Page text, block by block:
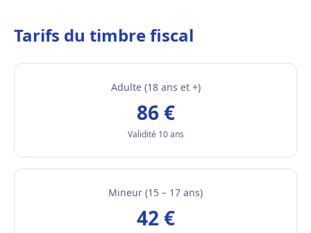
Tarifs du timbre fiscal
Adulte (18 ans et +)
86 €
Validité 10 ans
Mineur (15 – 17 ans)
42 €